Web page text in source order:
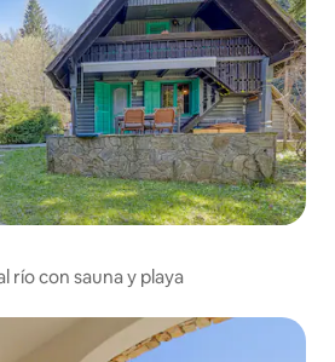
río con sauna y playa